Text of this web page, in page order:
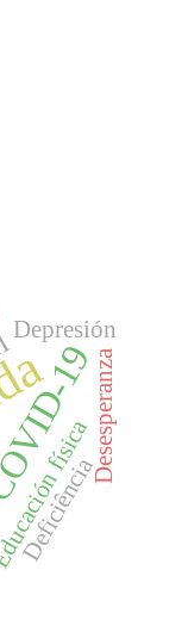
19
física
Deficiência
Desesperanza
Depresión